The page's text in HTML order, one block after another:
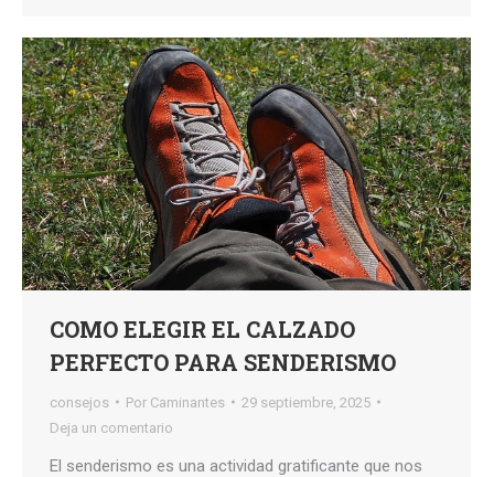
COMO ELEGIR EL CALZADO
PERFECTO PARA SENDERISMO
consejos Por Caminantes
29 septiembre, 2025
Deja un comentario
El senderismo es una actividad gratificante que nos